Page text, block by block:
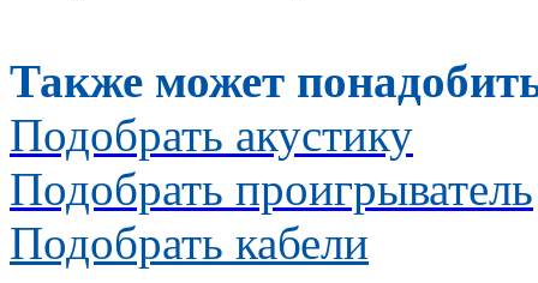
Также может
Подобрать акустику
Подобрать проигрыватель
Подобрать кабели